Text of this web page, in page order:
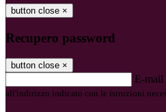
button close ×
Recupero password
button close ×
E-mail
all'indirizzo indicato con le istruzioni